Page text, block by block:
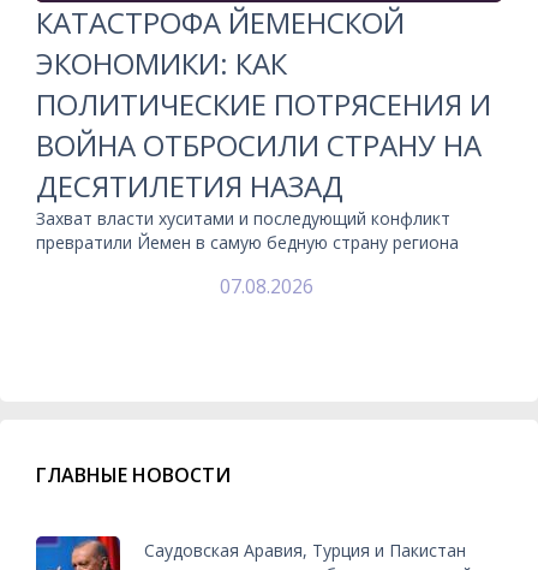
КАТАСТРОФА ЙЕМЕНСКОЙ
ЭКОНОМИКИ: КАК
ПОЛИТИЧЕСКИЕ ПОТРЯСЕНИЯ И
ВОЙНА ОТБРОСИЛИ СТРАНУ НА
ДЕСЯТИЛЕТИЯ НАЗАД
Захват власти хуситами и последующий конфликт
превратили Йемен в самую бедную страну региона
07.08.2026
ГЛАВНЫЕ НОВОСТИ
Саудовская Аравия, Турция и Пакистан